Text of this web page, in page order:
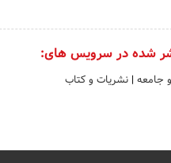
شده در سرویس های:
جامعه | نشریات و کتاب